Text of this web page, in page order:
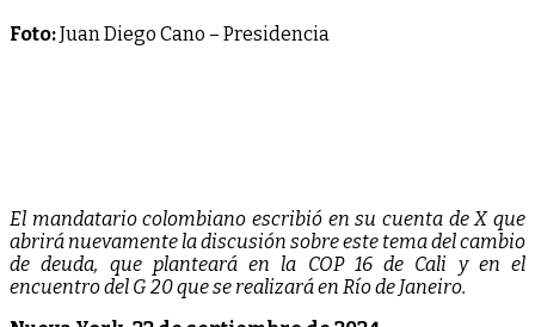
Foto:Juan Diego Cano – Presidencia
El mandatario colombiano escribió en su cuenta de X que
abrirá nuevamente la discusión sobre este tema del cambio
de deuda, que planteará en la COP 16 de Cali y en el
encuentro del G 20 que se realizará en Río de Janeiro.